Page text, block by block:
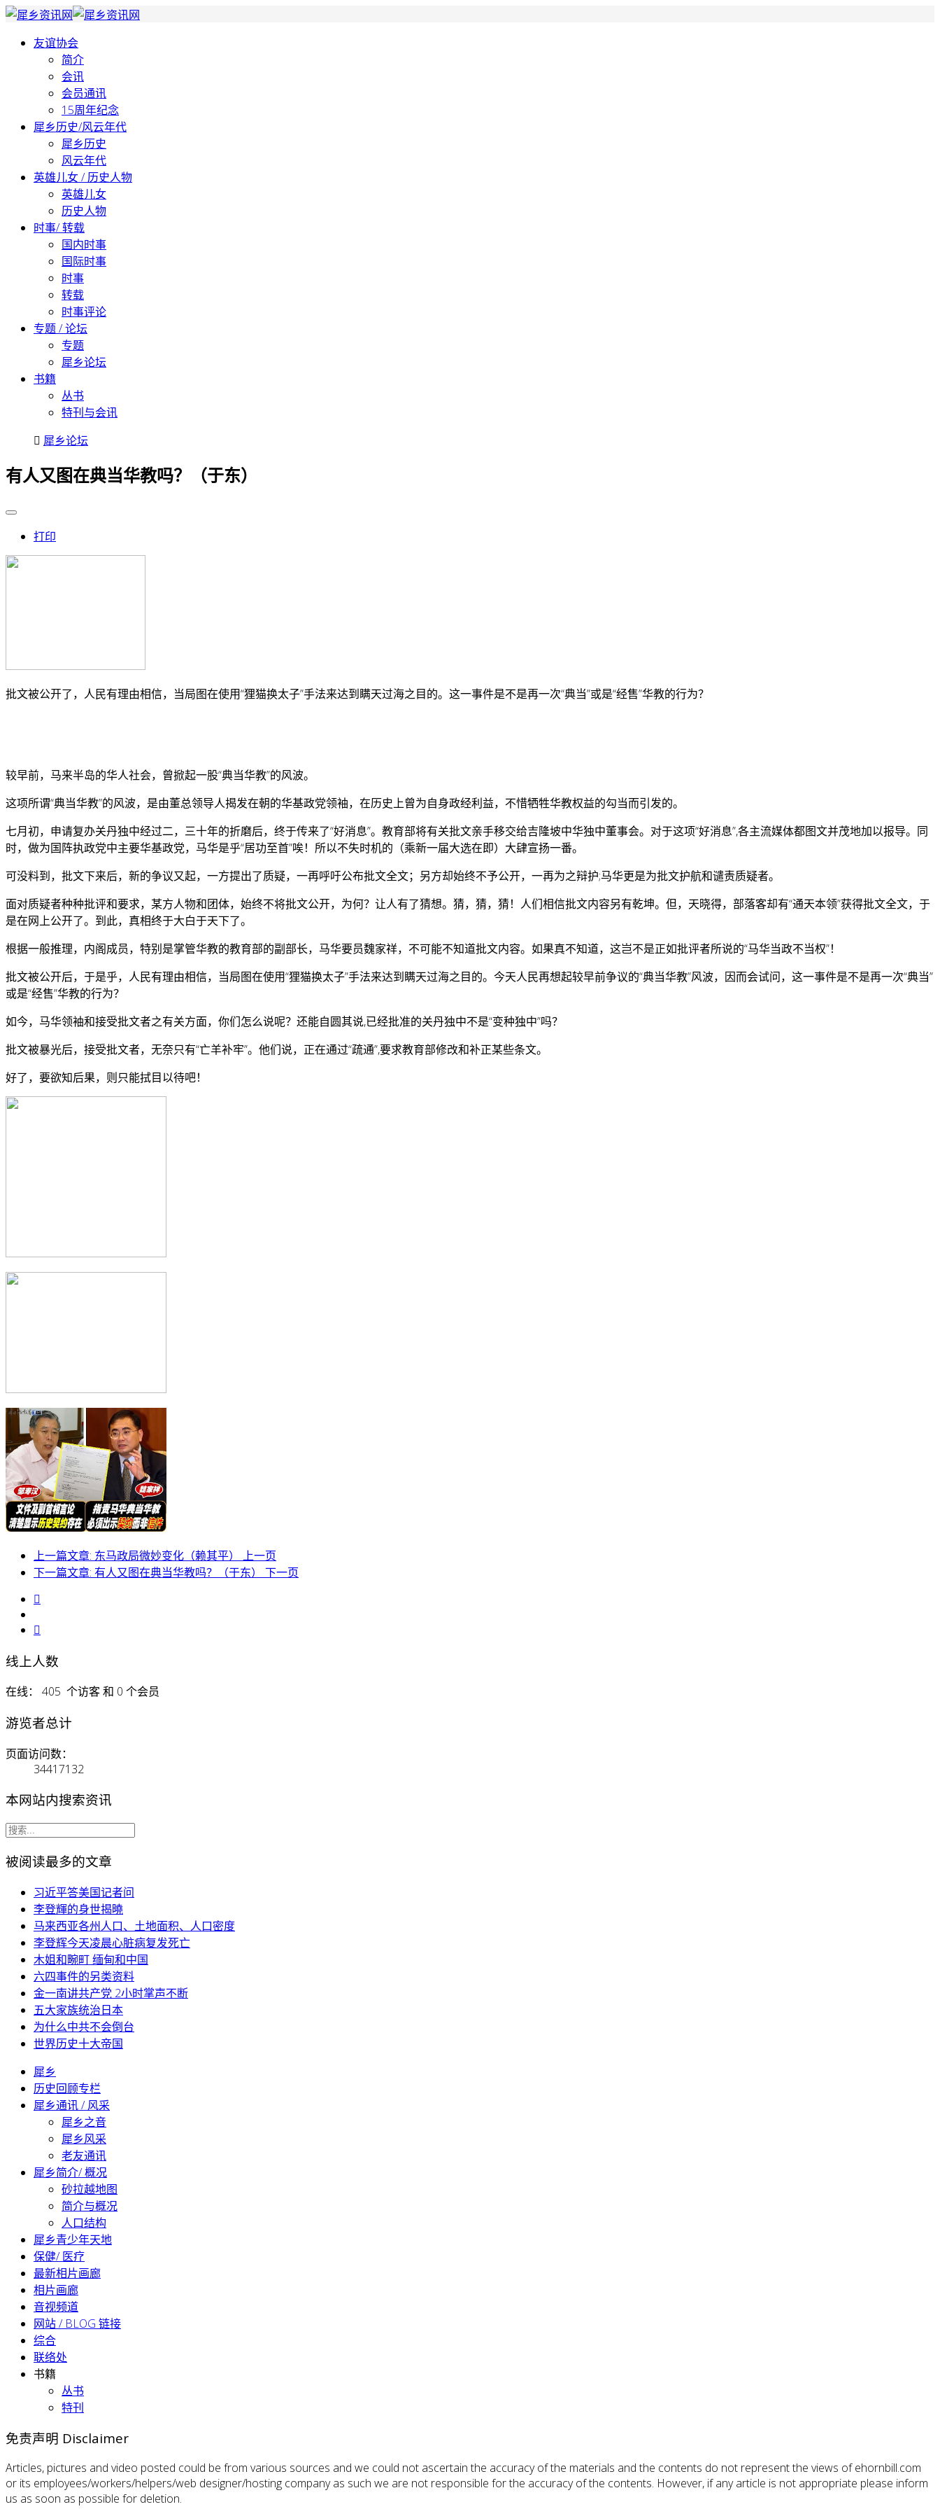
友谊协会
简介
会讯
会员通讯
15周年纪念
犀乡历史/风云年代
犀乡历史
风云年代
英雄儿女 / 历史人物
英雄儿女
历史人物
时事/ 转载
国内时事
国际时事
时事
转载
时事评论
专题 / 论坛
专题
犀乡论坛
书籍
丛书
特刊与会讯
犀乡论坛
有人又图在典当华教吗？（于东）
打印
批文被公开了，人民有理由相信，当局图在使用“狸猫换太子”手法来达到瞒天过海之目的。这一事件是不是再一次“典当”或是“经售”华教的行为？
较早前，马来半岛的华人社会，曾掀起一股“典当华教”的风波。
这项所谓“典当华教”的风波，是由董总领导人揭发在朝的华基政党领袖，在历史上曾为自身政经利益，不惜牺牲华教权益的勾当而引发的。
七月初，申请复办关丹独中经过二，三十年的折磨后，终于传来了“好消息”。教育部将有关批文亲手移交给吉隆坡中华独中董事会。对于这项“好消息”,各主流媒体都图文并茂地加以报导。同
时，做为国阵执政党中主要华基政党，马华是乎“居功至首”唉！所以不失时机的（乘新一届大选在即）大肆宣扬一番。
可没料到，批文下来后，新的争议又起，一方提出了质疑，一再呼吁公布批文全文；另方却始终不予公开，一再为之辩护;马华更是为批文护航和谴责质疑者。
面对质疑者种种批评和要求，某方人物和团体，始终不将批文公开，为何？让人有了猜想。猜，猜，猜！人们相信批文内容另有乾坤。但，天晓得，部落客却有“通天本领”获得批文全文，于
是在网上公开了。到此，真相终于大白于天下了。
根据一般推理，内阁成员，特别是掌管华教的教育部的副部长，马华要员魏家祥，不可能不知道批文内容。如果真不知道，这岂不是正如批评者所说的“马华当政不当权”！
批文被公开后，于是乎，人民有理由相信，当局图在使用“狸猫换太子”手法来达到瞒天过海之目的。今天人民再想起较早前争议的“典当华教”风波，因而会试问，这一事件是不是再一次“典当”
或是“经售”华教的行为？
如今，马华领袖和接受批文者之有关方面，你们怎么说呢？还能自圆其说,已经批准的关丹独中不是“变种独中”吗？
批文被暴光后，接受批文者，无奈只有“亡羊补牢”。他们说，正在通过“疏通”,要求教育部修改和补正某些条文。
好了，要欲知后果，则只能拭目以待吧！
上一篇文章: 东马政局微妙变化（赖其平） 上一页
下一篇文章: 有人又图在典当华教吗？（于东） 下一页
线上人数
在线： 405 个访客 和 0 个会员
游览者总计
页面访问数：
34417132
本网站内搜索资讯
被阅读最多的文章
习近平答美国记者问
李登輝的身世揭曉
马来西亚各州人口、土地面积、人口密度
李登辉今天凌晨心脏病复发死亡
木姐和畹町 缅甸和中国
六四事件的另类资料
金一南讲共产党 2小时掌声不断
五大家族统治日本
为什么中共不会倒台
世界历史十大帝国
犀乡
历史回顾专栏
犀乡通讯 / 风采
犀乡之音
犀乡风采
老友通讯
犀乡简介/ 概况
砂拉越地图
简介与概况
人口结构
犀乡青少年天地
保健/ 医疗
最新相片画廊
相片画廊
音视频道
网站 / BLOG 链接
综合
联络处
书籍
丛书
特刊
免责声明 Disclaimer
Articles, pictures and video posted could be from various sources and we could not ascertain the accuracy of the materials and the contents do not represent the views of ehornbill.com
or its employees/workers/helpers/web designer/hosting company as such we are not responsible for the accuracy of the contents. However, if any article is not appropriate please inform
us as soon as possible for deletion.